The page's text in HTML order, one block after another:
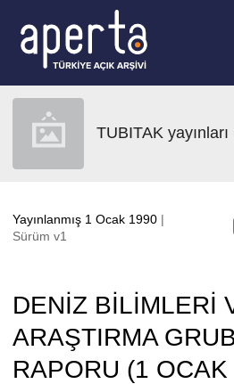
TUBITAK
Yayınlanmış 1 Ocak 1990 |
Sürüm v1
DENİZ BİLİMLERİ
ARAŞTIRMA
RAPORU (1